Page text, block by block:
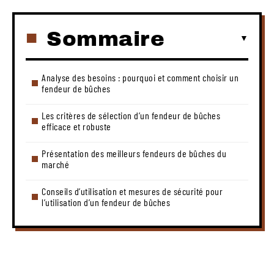
Sommaire
Analyse des besoins : pourquoi et comment choisir un
fendeur de bûches
Les critères de sélection d’un fendeur de bûches
efficace et robuste
Présentation des meilleurs fendeurs de bûches du
marché
Conseils d’utilisation et mesures de sécurité pour
l’utilisation d’un fendeur de bûches